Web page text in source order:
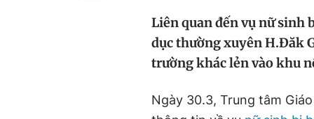
Liên quan đến vụ nữ sinh
dục thường xuyên H.Đăk
trường khác lẻn vào khu
Ngày 30.3, Trung tâm